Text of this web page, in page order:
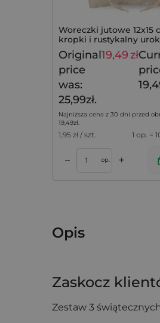
Woreczki jutowe 12x15
kropki i rustykalny
Original
price
was:
25,99zł.
19,49zł
Najniższa cena z 30 dni przed
19,49zł.
1,95 zł / szt. 1 op. =
– op. +
Dodaj do koszyka
Opis
Zaskocz
Zestaw 3